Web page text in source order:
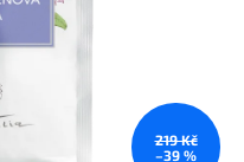
219 Kč
–39 %